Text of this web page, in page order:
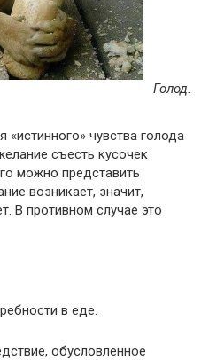
Голод.
«истинного» чувства голода
съесть кусочек
можно представить
возникает, значит,
В противном случае это
в еде.
обусловленное